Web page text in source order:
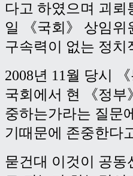
다고 하였으며 괴뢰
일 《국회》 상임위
구속력이 없는 정
2008년 11월 당시
국회에서 현 《정부
중하는가라는 질문
기때문에 존중한다
묻건대 이것이 공동